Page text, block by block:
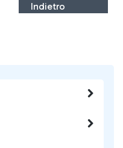
Indietro